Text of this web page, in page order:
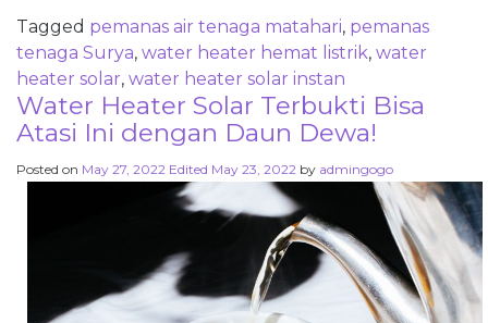
Tagged pemanas air tenaga matahari, pemanas
tenaga Surya, water heater hemat listrik, water
heater solar, water heater solar instan
Water Heater Solar Terbukti Bisa
Atasi Ini dengan Daun Dewa!
Posted on May 27, 2022 Edited May 23, 2022 by admingogo